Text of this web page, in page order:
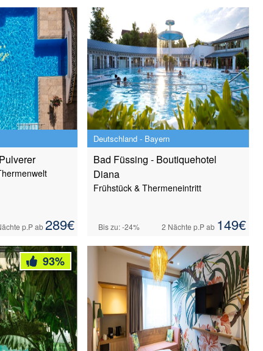
p.P ab 289€
Deutschland - Bayern
Bad Füssing - Boutiquehotel
Diana
Frühstück & Thermeneintritt
Bis zu: -24% 2 Nächte p.P ab 149€
93%